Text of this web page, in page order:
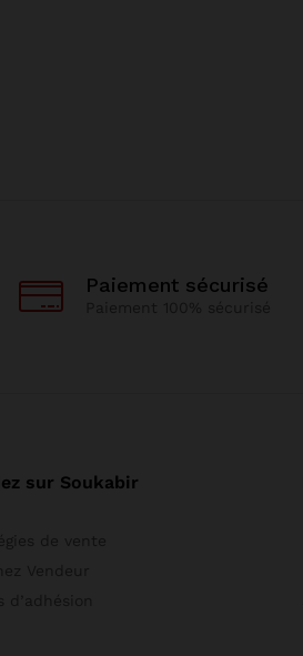
Paiement sécurisé
sur Soukabir